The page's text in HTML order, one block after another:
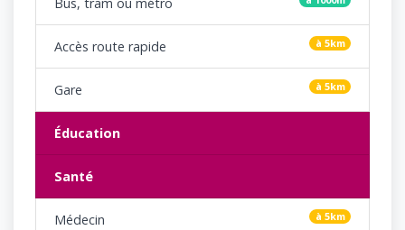
Bus, tram ou métro
Accès route rapide à 5km
Gare à 5km
Éducation
Santé
Médecin à 5km